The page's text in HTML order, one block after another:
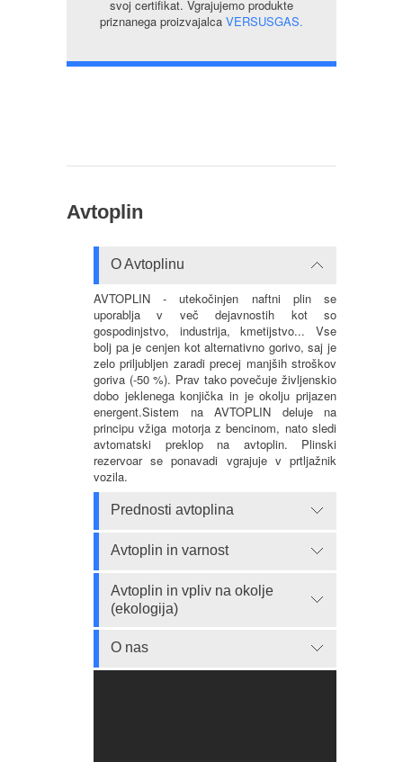
svoj certifikat. Vgrajujemo produkte
priznanega proizvajalca VERSUSGAS.
Avtoplin
O Avtoplinu
AVTOPLIN - utekočinjen naftni plin se
uporablja v več dejavnostih kot so
gospodinjstvo, industrija, kmetijstvo... Vse
bolj pa je cenjen kot alternativno gorivo, saj je
zelo priljubljen zaradi precej manjših stroškov
goriva (-50 %). Prav tako povečuje življenskio
dobo jeklenega konjička in je okolju prijazen
energent.Sistem na AVTOPLIN deluje na
principu vžiga motorja z bencinom, nato sledi
avtomatski preklop na avtoplin. Plinski
rezervoar se ponavadi vgrajuje v prtljažnik
vozila.
Prednosti avtoplina
Avtoplin in varnost
Avtoplin in vpliv na okolje
(ekologija)
O nas